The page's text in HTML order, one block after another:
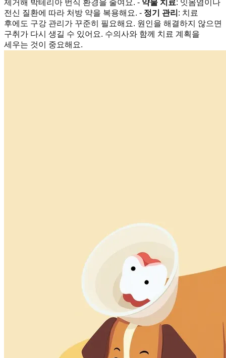
제거해 박테리아 번식 환경을 줄여요. - 약물 치료: 잇몸염이나
전신 질환에 따라 처방 약을 복용해요. - 정기 관리 : 치료
후에도 구강 관리가 꾸준히 필요해요. 원인을 해결하지 않으면
구취가 다시 생길 수 있어요. 수의사와 함께 치료 계획을
세우는 것이 중요해요.